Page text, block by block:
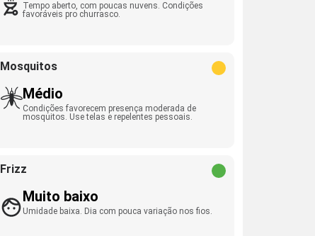
Tempo aberto, com poucas nuvens. Condições
favoráveis pro churrasco.
Mosquitos
Médio
Condições favorecem presença moderada de
mosquitos. Use telas e repelentes pessoais.
Frizz
Muito baixo
Umidade baixa. Dia com pouca variação nos fios.